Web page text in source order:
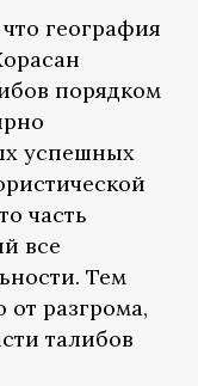
география
порядком
успешных
часть
все
Тем
от разгрома,
талибов